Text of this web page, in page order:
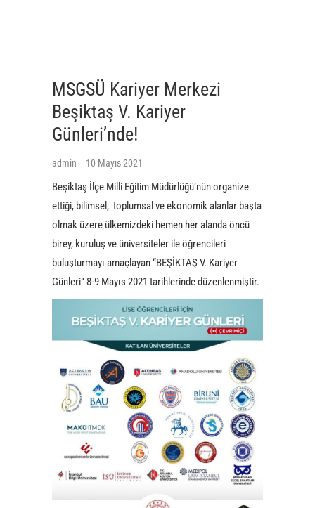
MSGSÜ Kariyer Merkezi
Beşiktaş V. Kariyer
Günleri’nde!
admin 10 Mayıs 2021
Beşiktaş İlçe Milli Eğitim Müdürlüğü’nün organize
ettiği, bilimsel, toplumsal ve ekonomik alanlar başta
olmak üzere ülkemizdeki hemen her alanda öncü
birey, kuruluş ve üniversiteler ile öğrencileri
buluşturmayı amaçlayan “BEŞİKTAŞ V. Kariyer
Günleri” 8-9 Mayıs 2021 tarihlerinde düzenlenmiştir.